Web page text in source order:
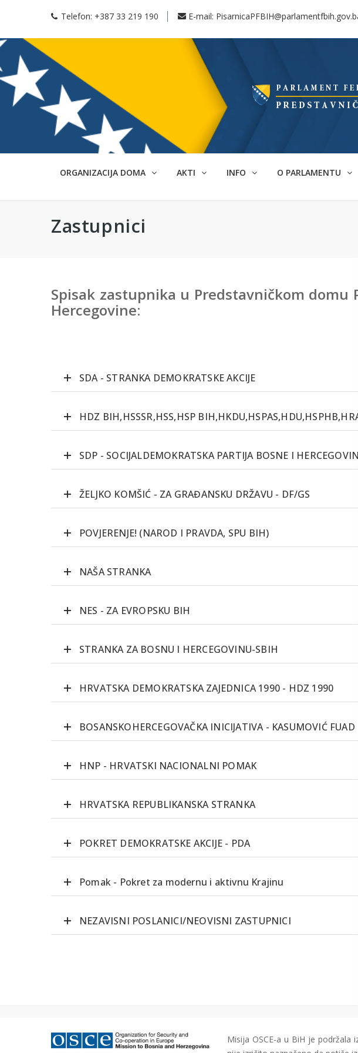
Telefon: +387 33 219 190 E-mail:
ORGANIZACIJA DOMA AKTI INFO O PARLAMENTU
Zastupnici
Spisak zastupnika u Predstavničkom domu
Hercegovine:
SDA - STRANKA DEMOKRATSKE AKCIJE
HDZ BIH,HSSSR,HSS,HSP
SDP - SOCIJALDEMOKRATSKA PARTIJA BOSNE I
ŽELJKO KOMŠIĆ - ZA GRAĐANSKU DRŽAVU - DF/GS
POVJERENJE! (NAROD I PRAVDA, SPU BIH)
NAŠA STRANKA
NES - ZA EVROPSKU BIH
STRANKA ZA BOSNU I HERCEGOVINU-SBIH
HRVATSKA DEMOKRATSKA ZAJEDNICA 1990 - HDZ 1990
BOSANSKOHERCEGOVAČKA INICIJATIVA - KASUMOVIĆ FUAD
HNP - HRVATSKI NACIONALNI POMAK
HRVATSKA REPUBLIKANSKA STRANKA
POKRET DEMOKRATSKE AKCIJE - PDA
Pomak - Pokret za modernu i aktivnu Krajinu
NEZAVISNI POSLANICI/NEOVISNI ZASTUPNICI
Misija OSCE-a u BiH je